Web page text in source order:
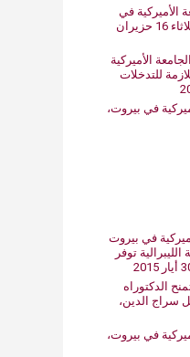
الأميركية في
بيروت في مسابقة دَرْوَزَة، الثلاثاء 16 حزيران
الأميركية
للتدخلات
في بيروت،
في بيروت
توفر
الدكتوراه
سراج الدين،
في بيروت،